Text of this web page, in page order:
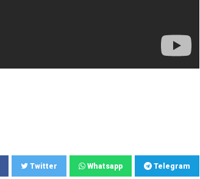
Twitter Whatsapp Telegram